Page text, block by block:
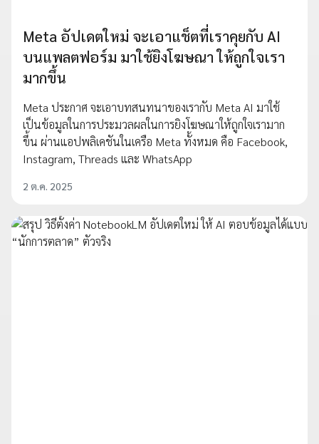
Meta อัปเดตใหม่ จะเอาแช็ตที่เราคุยกับ AI
บนแพลตฟอร์ม มาใช้ยิงโฆษณา ให้ถูกใจเรา
มากขึ้น
Meta ประกาศ จะเอาบทสนทนาของเรากับ Meta AI มาใช้
เป็นข้อมูลในการประมวลผลในการยิงโฆษณาให้ถูกใจเรามาก
ขึ้น ผ่านแอปพลิเคชันในเครือ Meta ทั้งหมด คือ Facebook,
Instagram, Threads และ WhatsApp
2 ต.ค. 2025